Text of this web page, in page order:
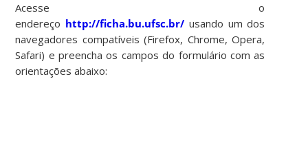
Acesse o
endereço http://ficha.bu.ufsc.br/ usando um dos
navegadores compatíveis (Firefox, Chrome, Opera,
Safari) e preencha os campos do formulário com as
orientações abaixo: